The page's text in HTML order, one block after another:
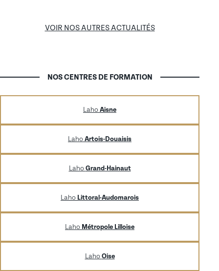
VOIR NOS AUTRES ACTUALITÉS
NOS CENTRES DE FORMATION
Laho Aisne
Laho Artois-Douaisis
Laho Grand-Hainaut
Laho Littoral-Audomarois
Laho Métropole Lilloise
Laho Oise